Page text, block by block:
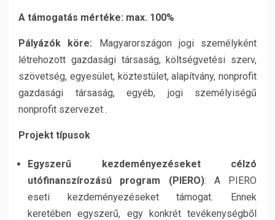
A támogatás mértéke: max. 100%
Pályázók köre: Magyarországon jogi személyként
létrehozott gazdasági társaság, költségvetési szerv,
szövetség, egyesület, köztestület, alapítvány, nonprofit
gazdasági társaság, egyéb, jogi személyiségű
nonprofit szervezet .
Projekt típusok
Egyszerű kezdeményezéseket célzó
utófinanszírozású program (PIERO): A PIERO
eseti kezdeményezéseket támogat. Ennek
keretében egyszerű, egy konkrét tevékenységből